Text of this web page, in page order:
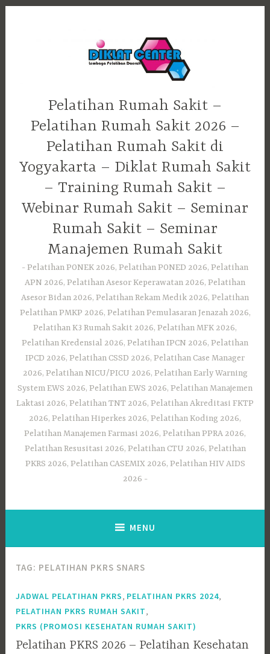
Skip
Pelatihan Rumah Sakit –
Pelatihan Rumah Sakit 2026 –
Pelatihan Rumah Sakit di
Yogyakarta – Diklat Rumah Sakit
– Training Rumah Sakit –
Webinar Rumah Sakit – Seminar
Rumah Sakit – Seminar
Manajemen Rumah Sakit
Pelatihan PONEK 2026, Pelatihan PONED 2026, Pelatihan
APN 2026, Pelatihan Asesor Keperawatan 2026, Pelatihan
Asesor Bidan 2026, Pelatihan Rekam Medik 2026, Pelatihan
Pelatihan PMKP 2026, Pelatihan Pemulasaran Jenazah 2026,
Pelatihan K3 Rumah Sakit 2026, Pelatihan MFK 2026,
Pelatihan Kredensial 2026, Pelatihan IPCN 2026, Pelatihan
IPCD 2026, Pelatihan CSSD 2026, Pelatihan Case Manager
2026, Pelatihan NICU/PICU 2026, Pelatihan Early Warning
System EWS 2026, Pelatihan EWS 2026, Pelatihan Manajemen
Laktasi 2026, Pelatihan TNT 2026, Pelatihan Akreditasi FKTP
2026, Pelatihan Hiperkes 2026, Pelatihan Koding 2026,
Pelatihan Manajemen Farmasi 2026, Pelatihan PPRA 2026,
Pelatihan Resusitasi 2026, Pelatihan CTU 2026, Pelatihan
PKRS 2026, Pelatihan CASEMIX 2026, Pelatihan HIV AIDS
2026
MENU
TAG: PELATIHAN PKRS SNARS
JADWAL PELATIHAN PKRS PELATIHAN PKRS 2024
PELATIHAN PKRS RUMAH SAKIT
PKRS (PROMOSI KESEHATAN RUMAH SAKIT)
Pelatihan PKRS 2026 – Pelatihan Kesehatan